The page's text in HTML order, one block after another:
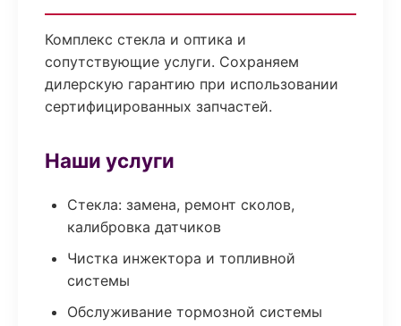
Комплекс стекла и оптика и
сопутствующие услуги. Сохраняем
дилерскую гарантию при использовании
сертифицированных запчастей.
Наши услуги
Стекла: замена, ремонт сколов,
калибровка датчиков
Чистка инжектора и топливной
системы
Обслуживание тормозной системы